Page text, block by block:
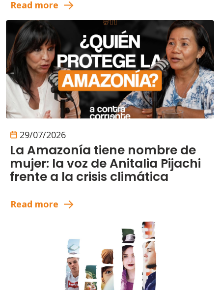
Read more
29/07/2026
La Amazonía tiene nombre de
mujer: la voz de Anitalia Pijachi
frente a la crisis climática
Read more